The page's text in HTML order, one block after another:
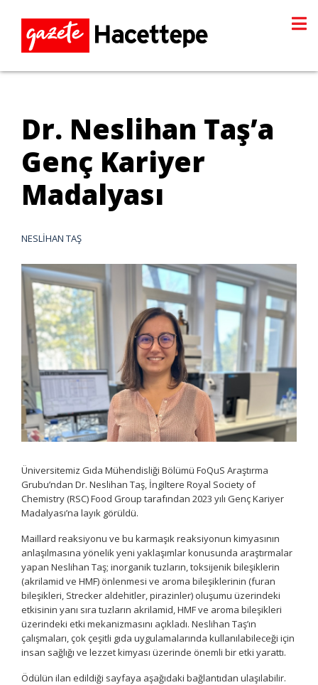
Dr. Neslihan Taş’a
Genç Kariyer
Madalyası
NESLİHAN TAŞ
Üniversitemiz Gıda Mühendisliği Bölümü FoQuS Araştırma
Grubu’ndan Dr. Neslihan Taş, İngiltere Royal Society of
Chemistry (RSC) Food Group tarafından 2023 yılı Genç Kariyer
Madalyası’na layık görüldü.
Maillard reaksiyonu ve bu karmaşık reaksiyonun kimyasının
anlaşılmasına yönelik yeni yaklaşımlar konusunda araştırmalar
yapan Neslihan Taş; inorganik tuzların, toksijenik bileşiklerin
(akrilamid ve HMF) önlenmesi ve aroma bileşiklerinin (furan
bileşikleri, Strecker aldehitler, pirazinler) oluşumu üzerindeki
etkisinin yanı sıra tuzların akrilamid, HMF ve aroma bileşikleri
üzerindeki etki mekanizmasını açıkladı. Neslihan Taş’ın
çalışmaları, çok çeşitli gıda uygulamalarında kullanılabileceği için
insan sağlığı ve lezzet kimyası üzerinde önemli bir etki yarattı.
Ödülün ilan edildiği sayfaya aşağıdaki bağlantıdan ulaşılabilir.